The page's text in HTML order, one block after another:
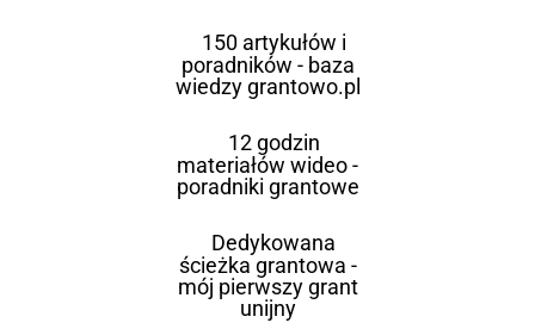
150 artykułów i
poradników - baza
wiedzy grantowo.pl
12 godzin
materiałów wideo -
poradniki grantowe
Dedykowana
ścieżka grantowa -
mój pierwszy grant
unijny